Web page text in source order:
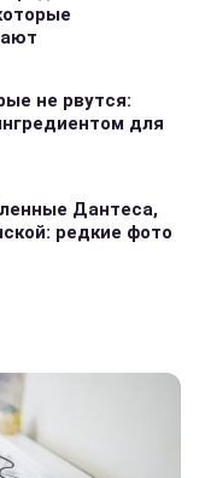
не рвутся:
для
Дантеса,
редкие фото